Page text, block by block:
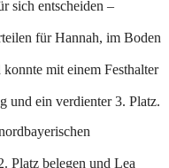
sich entscheiden –
für Hannah, im Boden
mit einem Festhalter
und ein verdienter 3. Platz.
Platz belegen und Lea